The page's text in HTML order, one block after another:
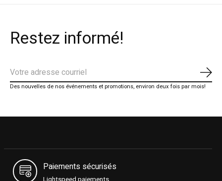
Restez informé!
Des nouvelles de nos événements et promotions, environ deux fois par mois!
Paiements sécurisés